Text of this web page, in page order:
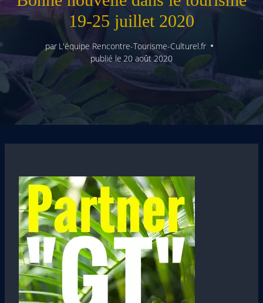
19-25 juillet 2020
par L'équipe Rencontre-Tourisme-Culturel.fr
publié le 20 août 2020